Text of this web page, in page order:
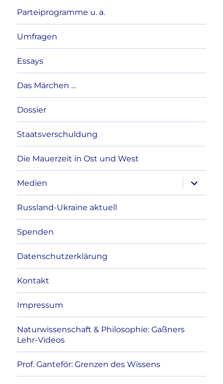
Parteiprogramme u. a.
Umfragen
Essays
Das Märchen …
Dossier
Staatsverschuldung
Die Mauerzeit in Ost und West
Medien
anzeigen
Russland-Ukraine aktuell
Spenden
Datenschutzerklärung
Kontakt
Impressum
Naturwissenschaft & Philosophie: Gaßners
Lehr-Videos
Prof. Ganteför: Grenzen des Wissens